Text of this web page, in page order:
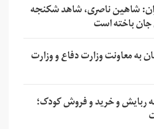
شاهین ناصری، شاهد شکنجه
جان باخته است
به معاونت وزارت دفاع و وزارت
و خرید و فروش کودک؛